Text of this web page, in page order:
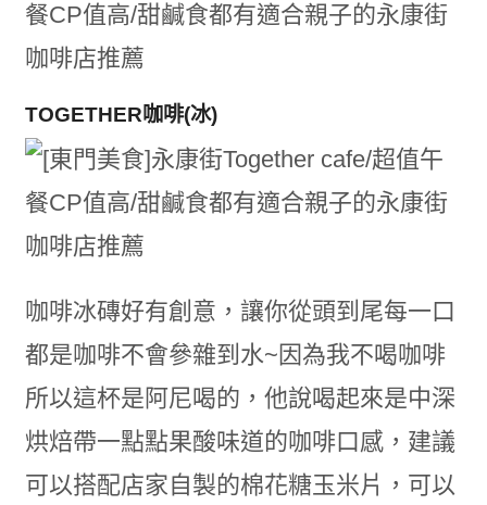
TOGETHER咖啡(冰)
咖啡冰磚好有創意，讓你從頭到尾每一口
都是咖啡不會參雜到水~因為我不喝咖啡
所以這杯是阿尼喝的，他說喝起來是中深
烘焙帶一點點果酸味道的咖啡口感，建議
可以搭配店家自製的棉花糖玉米片，可以